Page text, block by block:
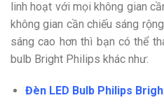
linh hoạt với mọi không gian
không gian cần chiếu sáng
sáng cao hơn thì bạn có thể
bulb Bright Philips khác như:
Đèn LED Bulb Philips